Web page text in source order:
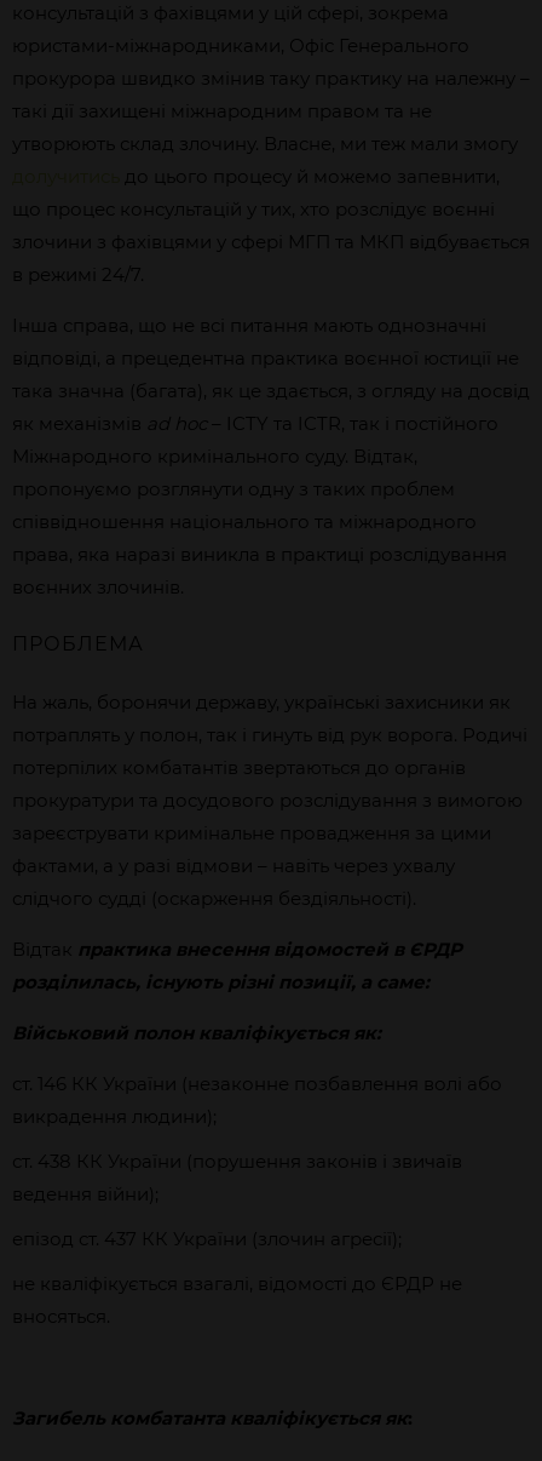
консультацій з фахівцями у цій сфері, зокрема
юристами-міжнародниками, Офіс Генерального
прокурора швидко змінив таку практику на належну –
такі дії захищені міжнародним правом та не
утворюють склад злочину. Власне, ми теж мали змогу
до цього процесу й можемо запевнити,
що процес консультацій у тих, хто розслідує воєнні
злочини з фахівцями у сфері МГП та МКП відбувається
в режимі 24/7.
Інша справа, що не всі питання мають однозначні
відповіді, а прецедентна практика воєнної юстиції не
така значна (багата), як це здається, з огляду на досвід
як механізмів
ad hoc – ICTY та ICTR, так і постійного
Міжнародного кримінального суду. Відтак,
пропонуємо розглянути одну з таких проблем
співвідношення національного та міжнародного
права, яка наразі виникла в практиці розслідування
воєнних злочинів.
ПРОБЛЕМА
На жаль, боронячи державу, українські захисники як
потраплять у полон, так і гинуть від рук ворога. Родичі
потерпілих комбатантів звертаються до органів
прокуратури та досудового розслідування з вимогою
зареєструвати кримінальне провадження за цими
фактами, а у разі відмови – навіть через ухвалу
слідчого судді (оскарження бездіяльності).
Відтак практика внесення відомостей в ЄРДР
розділилась, існують різні позиції, а саме:
Військовий полон кваліфікується як:
ст. 146 КК України (незаконне позбавлення волі або
викрадення людини);
ст. 438 КК України (порушення законів і звичаїв
ведення війни);
епізод ст. 437 КК України (злочин агресії);
не кваліфікується взагалі, відомості до ЄРДР не
вносяться.
Загибель комбатанта кваліфікується як: